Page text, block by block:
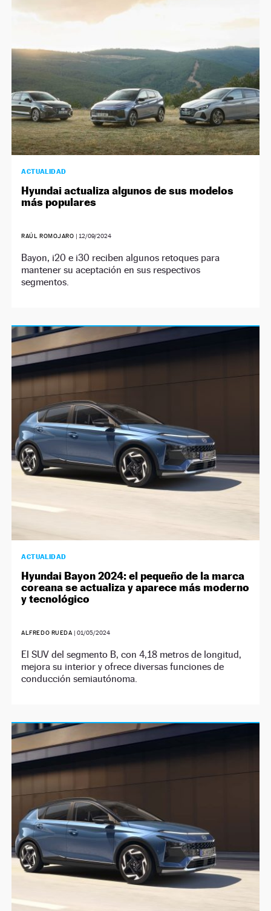
NEWSLETTER
SÍGUENOS
ACTUALIDAD
Hyundai actualiza algunos de sus modelos
más populares
RAÚL ROMOJARO | 12/09/2024
Bayon, i20 e i30 reciben algunos retoques para
mantener su aceptación en sus respectivos
segmentos.
ACTUALIDAD
Hyundai Bayon 2024: el pequeño de la marca
coreana se actualiza y aparece más moderno
y tecnológico
ALFREDO RUEDA | 01/05/2024
El SUV del segmento B, con 4,18 metros de longitud,
mejora su interior y ofrece diversas funciones de
conducción semiautónoma.